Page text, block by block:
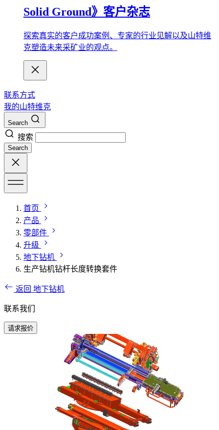
Solid Ground》客户杂志
探索真实的客户成功案例、专家的行业见解以及山特维
克塑造未来采矿业的观点。
联系方式
我的山特维克
Search
搜索
Search
首页
产品
零部件
升级
地下钻机
生产钻机钻杆长度转换套件
返回 地下钻机
联系我们
请求报价